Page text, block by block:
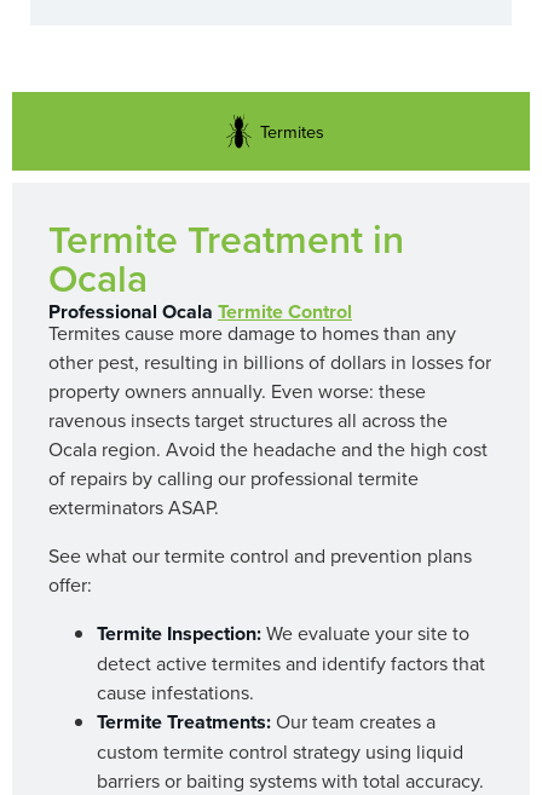
Termites
Termite Treatment in
Ocala
Professional Ocala Termite Control
Termites cause more damage to homes than any
other pest, resulting in billions of dollars in losses for
property owners annually. Even worse: these
ravenous insects target structures all across the
Ocala region. Avoid the headache and the high cost
of repairs by calling our professional termite
exterminators ASAP.
See what our termite control and prevention plans
offer:
Termite Inspection:We evaluate your site to
detect active termites and identify factors that
cause infestations.
Termite Treatments:Our team creates a
custom termite control strategy using liquid
barriers or baiting systems with total accuracy.